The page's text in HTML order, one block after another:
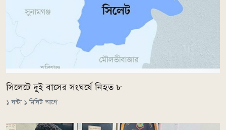
সিলেটে দুই বাসের সংঘর্ষে নিহত ৮
১ ঘন্টা ১ মিনিট আগে